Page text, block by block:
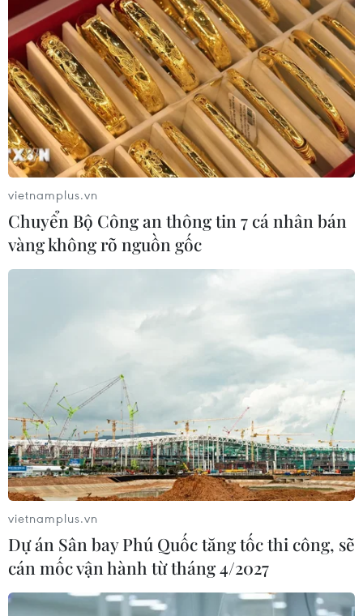
vietnamplus.vn
Chuyển Bộ Công an thông tin 7 cá nhân bán
vàng không rõ nguồn gốc
vietnamplus.vn
Dự án Sân bay Phú Quốc tăng tốc thi công, sẽ
cán mốc vận hành từ tháng 4/2027